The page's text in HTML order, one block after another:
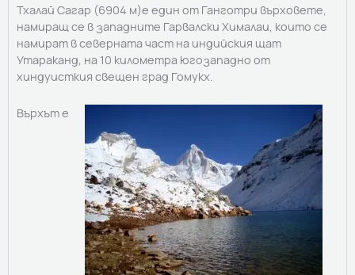
Тхалай Сагар (6904 м)е един от Ганготри върховете,
намиращ се в западните Гарвалски Хималаи, които се
намират в северната част на индийския щат
Утараканд, на 10 километра югозападно от
хиндуисткия свещен град Гомукх.
Върхът е